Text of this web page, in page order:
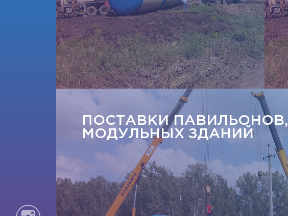
ПОСТАВКИ ПАВИЛЬОНОВ,
МОДУЛЬНЫХ ЗДАНИЙ